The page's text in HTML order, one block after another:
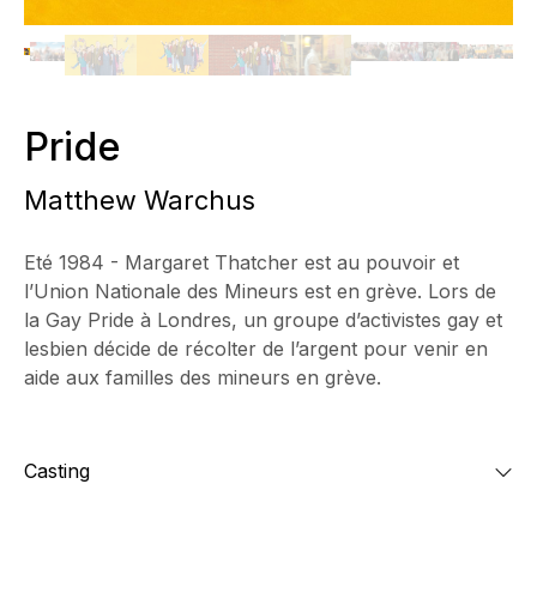
Pride
Matthew Warchus
Eté 1984 - Margaret Thatcher est au pouvoir et
l’Union Nationale des Mineurs est en grève. Lors de
la Gay Pride à Londres, un groupe d’activistes gay et
lesbien décide de récolter de l’argent pour venir en
aide aux familles des mineurs en grève.
Casting